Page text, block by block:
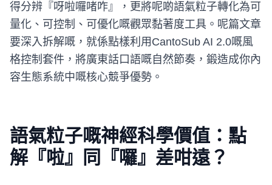
得分辨『呀啦囉啫咋』，更將呢啲語氣粒子轉化為可
量化、可控制、可優化嘅觀眾黏著度工具。呢篇文章
要深入拆解嘅，就係點樣利用CantoSub AI 2.0嘅風
格控制套件，將廣東話口語嘅自然節奏，鍛造成你內
容生態系統中嘅核心競爭優勢。
語氣粒子嘅神經科學價值：點
解『啦』同『囉』差咁遠？